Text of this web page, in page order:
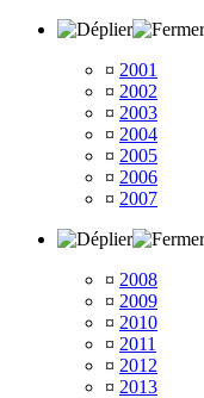
¤ 2001
¤ 2002
¤ 2003
¤ 2004
¤ 2005
¤ 2006
¤ 2007
¤ 2008
¤ 2009
¤ 2010
¤ 2011
¤ 2012
¤ 2013